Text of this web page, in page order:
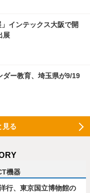
インテックス大阪で開
展
ダー教育、埼玉県が9/19
見る
機器
行、東京国立博物館の